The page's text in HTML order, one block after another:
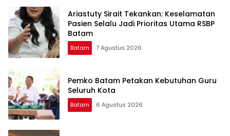
Ariastuty Sirait Tekankan: Keselamatan
Pasien Selalu Jadi Prioritas Utama RSBP
Batam
Batam 7 Agustus 2026
Pemko Batam Petakan Kebutuhan Guru
Seluruh Kota
Batam 6 Agustus 2026